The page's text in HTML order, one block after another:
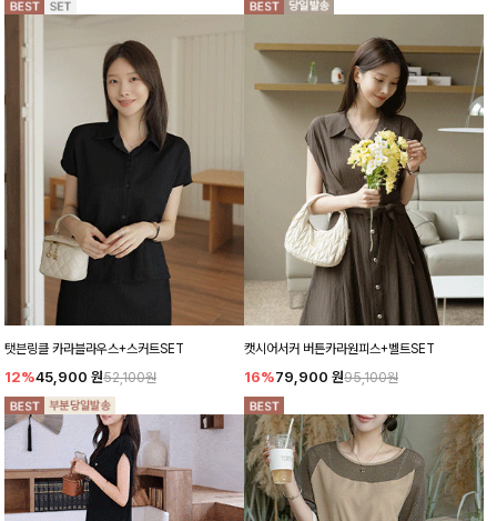
탯븐링클 카라블라우스+스커트SET
12%45,900 원52,100원
캣시어서커 버튼카라원피스+벨트SET
16%79,900 원95,100원